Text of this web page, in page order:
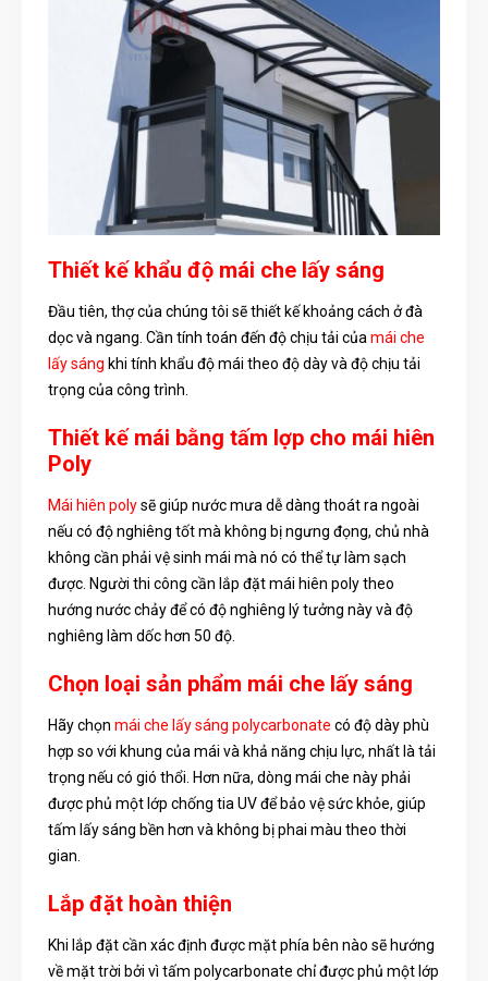
Thiết kế khẩu độ mái che lấy sáng
Đầu tiên, thợ của chúng tôi sẽ thiết kế khoảng cách ở đà
dọc và ngang. Cần tính toán đến độ chịu tải của mái che
lấy sáng khi tính khẩu độ mái theo độ dày và độ chịu tải
trọng của công trình.
Thiết kế mái bằng tấm lợp cho mái hiên
Poly
Mái hiên polysẽ giúp nước mưa dễ dàng thoát ra ngoài
nếu có độ nghiêng tốt mà không bị ngưng đọng, chủ nhà
không cần phải vệ sinh mái mà nó có thể tự làm sạch
được. Người thi công cần lắp đặt mái hiên poly theo
hướng nước chảy để có độ nghiêng lý tưởng này và độ
nghiêng làm dốc hơn 50 độ.
Chọn loại sản phẩm mái che lấy sáng
Hãy chọn mái che lấy sáng polycarbonate có độ dày phù
hợp so với khung của mái và khả năng chịu lực, nhất là tải
trọng nếu có gió thổi. Hơn nữa, dòng mái che này phải
được phủ một lớp chống tia UV để bảo vệ sức khỏe, giúp
tấm lấy sáng bền hơn và không bị phai màu theo thời
gian.
Lắp đặt hoàn thiện
Khi lắp đặt cần xác định được mặt phía bên nào sẽ hướng
về mặt trời bởi vì tấm polycarbonate chỉ được phủ một lớp